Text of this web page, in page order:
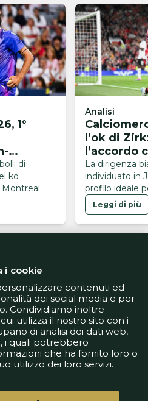
1°
di
ko
Montreal
Analisi
l’ok di
l’accordo
La dirigenza
individuato in
profilo ideale
Leggi di più
Privacy
Cookie
App
preferenze
i cookie
contenuti ed
dei social media e per
Condividiamo inoltre
utilizza il nostro sito con i
di analisi dei dati web,
i quali potrebbero
che ha fornito loro o
utilizzo dei loro servizi.